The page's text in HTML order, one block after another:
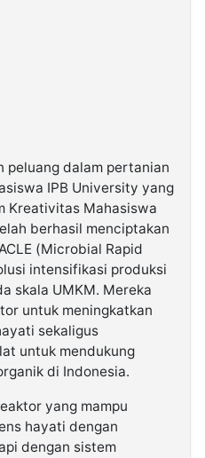
peluang dalam pertanian
IPB University yang
Kreativitas Mahasiswa
berhasil menciptakan
(Microbial Rapid
intensifikasi produksi
skala UMKM. Mereka
untuk meningkatkan
sekaligus
untuk mendukung
di Indonesia.
yang mampu
hayati dengan
dengan sistem